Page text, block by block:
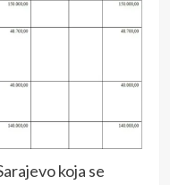
koja se